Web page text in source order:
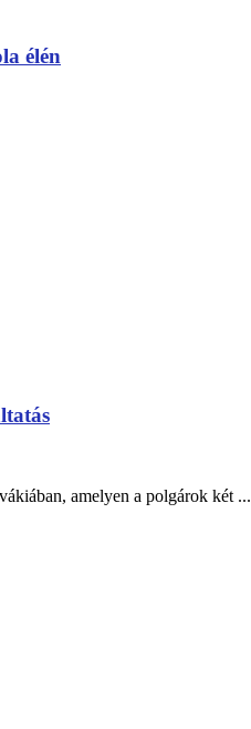
élén
amelyen a polgárok két ...